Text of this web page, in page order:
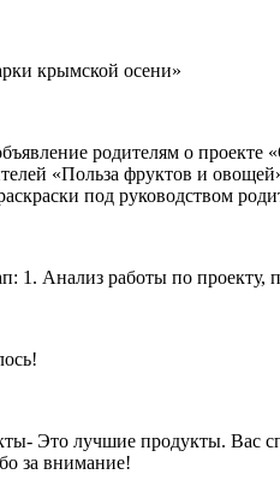
крымской осени»
родителям о
«Польза фруктов и
под руководством
1. Анализ работы по проекту,
Это лучшие продукты. Вас
за внимание!